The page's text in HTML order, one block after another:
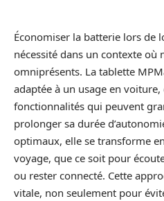
Économiser la batterie lors de
nécessité dans un contexte où
omniprésents. La tablette
adaptée à un usage en
fonctionnalités qui peuvent
prolonger sa durée
optimaux, elle se transforme
voyage, que ce soit pour
ou rester connecté. Cette
vitale, non seulement pour